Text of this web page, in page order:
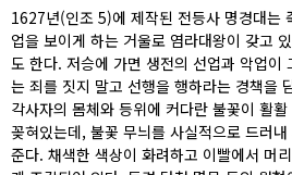
1627년(인조 5)에 제작된 전등사 명경대는
업을 보이게 하는 거울로 염라대왕이 갖고
도 한다. 저승에 가면 생전의 선업과 악업이
는 죄를 짓지 말고 선행을 행하라는 경책을
각사자의 몸체와 등위에 커다란 불꽃이 활
꽂혀있는데, 불꽃 무늬를 사실적으로 드러
준다. 채색한 색상이 화려하고 이빨에서 머